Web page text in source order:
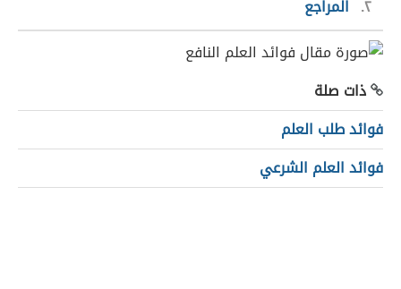
٢ المراجع
ذات صلة
فوائد طلب العلم
فوائد العلم الشرعي